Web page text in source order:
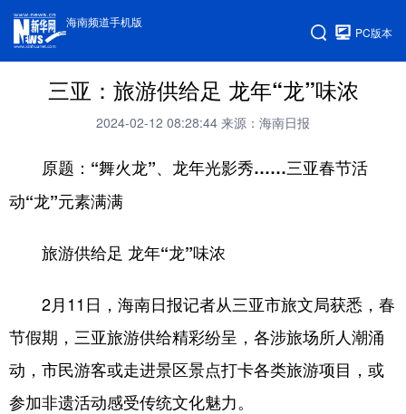
海南频道手机版
PC版本
三亚：旅游供给足 龙年“龙”味浓
2024-02-12 08:28:44 来源：海南日报
原题：“舞火龙”、龙年光影秀……三亚春节活
动“龙”元素满满
旅游供给足 龙年“龙”味浓
2月11日，海南日报记者从三亚市旅文局获悉，春
节假期，三亚旅游供给精彩纷呈，各涉旅场所人潮涌
动，市民游客或走进景区景点打卡各类旅游项目，或
参加非遗活动感受传统文化魅力。